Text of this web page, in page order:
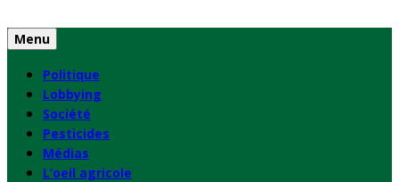
to
content
Menu
Politique
Lobbying
Société
Pesticides
Médias
L’oeil agricole